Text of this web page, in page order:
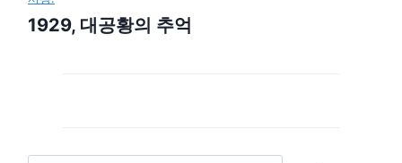
1929, 대공황의 추억